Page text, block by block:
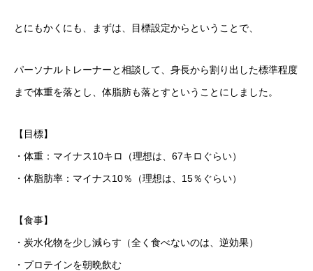
とにもかくにも、まずは、目標設定からということで、
パーソナルトレーナーと相談して、身長から割り出した標準程度
まで体重を落とし、体脂肪も落とすということにしました。
【目標】
・体重：マイナス10キロ（理想は、67キロぐらい）
・体脂肪率：マイナス10％（理想は、15％ぐらい）
【食事】
・炭水化物を少し減らす（全く食べないのは、逆効果）
・プロテインを朝晩飲む